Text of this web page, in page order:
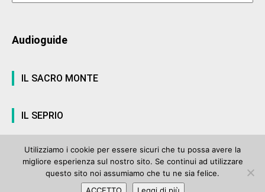
Audioguide
IL SACRO MONTE
IL SEPRIO
© ArteVarese.com by Wtv S.r.l.- © 2007 - P.I. 03063680122 Iscrizione n°
906 del Registro Stampa del Tribunale di Varese del 17 luglio 2006 |
Utilizziamo i cookie per essere sicuri che tu possa avere la
migliore esperienza sul nostro sito. Se continui ad utilizzare
questo sito noi assumiamo che tu ne sia felice.